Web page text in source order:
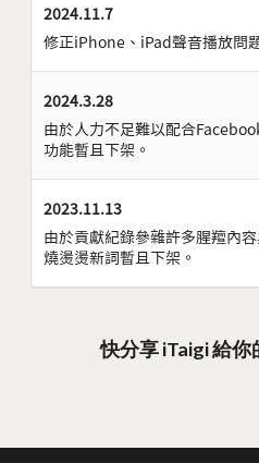
2024.11.7
修正iPhone、iPad聲音播放問
2024.3.28
由於人力不足難以配合
功能暫且下架。
2023.11.13
由於貢獻紀錄參雜許多腥羶內
燒燙燙新詞暫且下架。
快分享 iTaigi 給你